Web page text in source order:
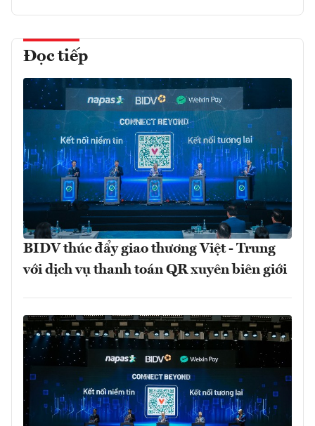
Đọc tiếp
BIDV thúc đẩy giao thương Việt - Trung
với dịch vụ thanh toán QR xuyên biên giới